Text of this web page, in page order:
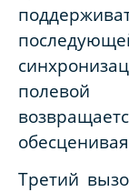
полевой
Третий